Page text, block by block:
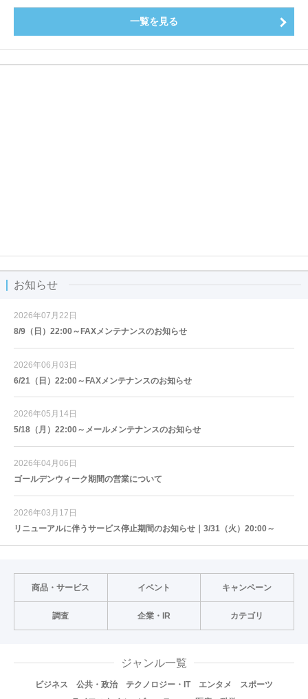
一覧を見る
お知らせ
2026年07月22日
8/9（日）22:00～FAXメンテナンスのお知らせ
2026年06月03日
6/21（日）22:00～FAXメンテナンスのお知らせ
2026年05月14日
5/18（月）22:00～メールメンテナンスのお知らせ
2026年04月06日
ゴールデンウィーク期間の営業について
2026年03月17日
リニューアルに伴うサービス停止期間のお知らせ｜3/31（火）20:00～
商品・サービス イベント キャンペーン
調査 企業・IR カテゴリ
ジャンル一覧
ビジネス 公共・政治 テクノロジー・IT エンタメ
スポーツ